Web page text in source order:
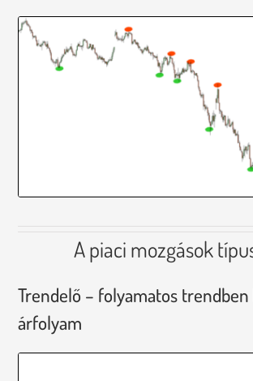
A piaci mozgások
Trendelő – folyamatos trendben
árfolyam